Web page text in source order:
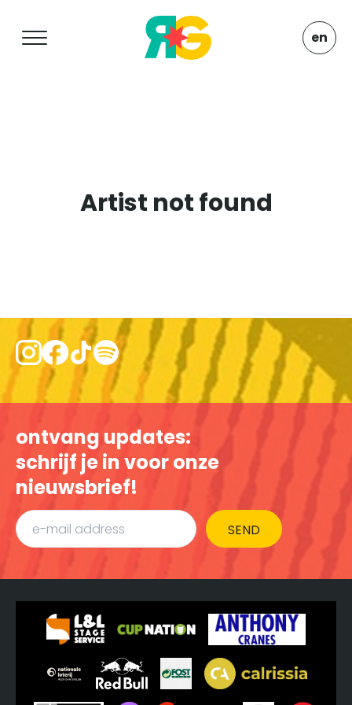
en
Artist not found
ontvang updates:
schrijf je in voor onze
nieuwsbrief!
SEND